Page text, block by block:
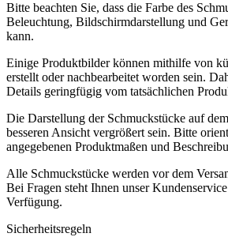
Bitte beachten Sie, dass die Farbe des
Beleuchtung, Bildschirmdarstellung und
kann.
Einige Produktbilder können mithilfe von
erstellt oder nachbearbeitet worden sein.
Details geringfügig vom tatsächlichen
Die Darstellung der Schmuckstücke auf
besseren Ansicht vergrößert sein. Bitte
angegebenen Produktmaßen und
Alle Schmuckstücke werden vor dem
Bei Fragen steht Ihnen unser
Verfügung.
Sicherheitsregeln